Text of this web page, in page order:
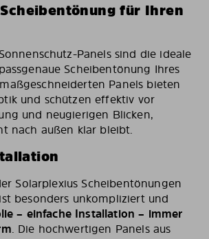
für Ihren
Panels sind die ideale
Scheibentönung Ihres
Panels bieten
und schützen effektiv vor
und neugierigen Blicken,
nach außen klar bleibt.
Solarplexius Scheibentönungen
besonders unkompliziert und
– einfache Installation – immer
. Die hochwertigen Panels aus